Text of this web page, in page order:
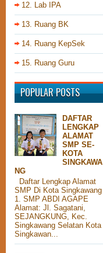
12. Lab IPA
13. Ruang BK
14. Ruang KepSek
15. Ruang Guru
POPULAR POSTS
DAFTAR
LENGKAP
ALAMAT
SMP SE-
KOTA
SINGKAWA
NG
Daftar Lengkap Alamat
SMP Di Kota Singkawang
1. SMP ABDI AGAPE
Alamat: Jl. Sagatani,
SEJANGKUNG, Kec.
Singkawang Selatan Kota
Singkawan...